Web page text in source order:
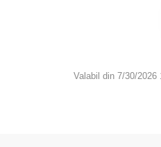
Valabil din 7/30/2026